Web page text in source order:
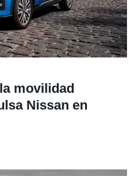
movilidad
Nissan en